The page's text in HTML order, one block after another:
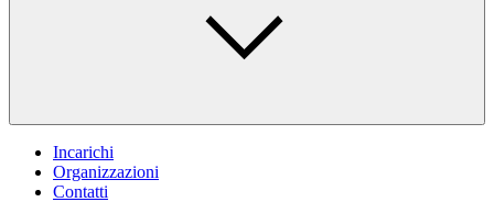
Incarichi
Organizzazioni
Contatti